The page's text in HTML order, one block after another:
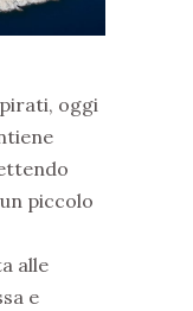
oggi
piccolo
alle
e